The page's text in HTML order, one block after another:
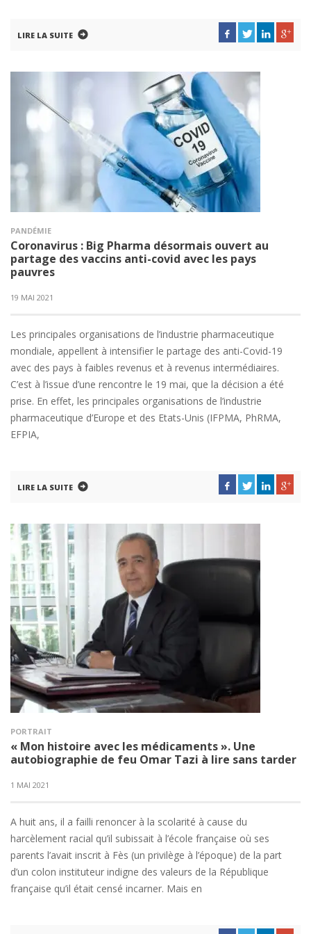
LIRE LA SUITE
PANDÉMIE
Coronavirus : Big Pharma désormais ouvert au
partage des vaccins anti-covid avec les pays
pauvres
19 MAI 2021
Les principales organisations de l’industrie pharmaceutique
mondiale, appellent à intensifier le partage des anti-Covid-19
avec des pays à faibles revenus et à revenus intermédiaires.
C’est à l’issue d’une rencontre le 19 mai, que la décision a été
prise. En effet, les principales organisations de l’industrie
pharmaceutique d’Europe et des Etats-Unis (IFPMA, PhRMA,
EFPIA,
LIRE LA SUITE
PORTRAIT
« Mon histoire avec les médicaments ». Une
autobiographie de feu Omar Tazi à lire sans tarder
1 MAI 2021
A huit ans, il a failli renoncer à la scolarité à cause du
harcèlement racial qu’il subissait à l’école française où ses
parents l’avait inscrit à Fès (un privilège à l’époque) de la part
d’un colon instituteur indigne des valeurs de la République
française qu’il était censé incarner. Mais en